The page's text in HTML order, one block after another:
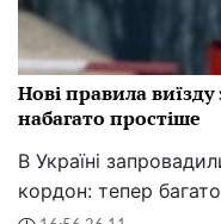
Нові правила
набагато простіше
В Україні
кордон: тепер